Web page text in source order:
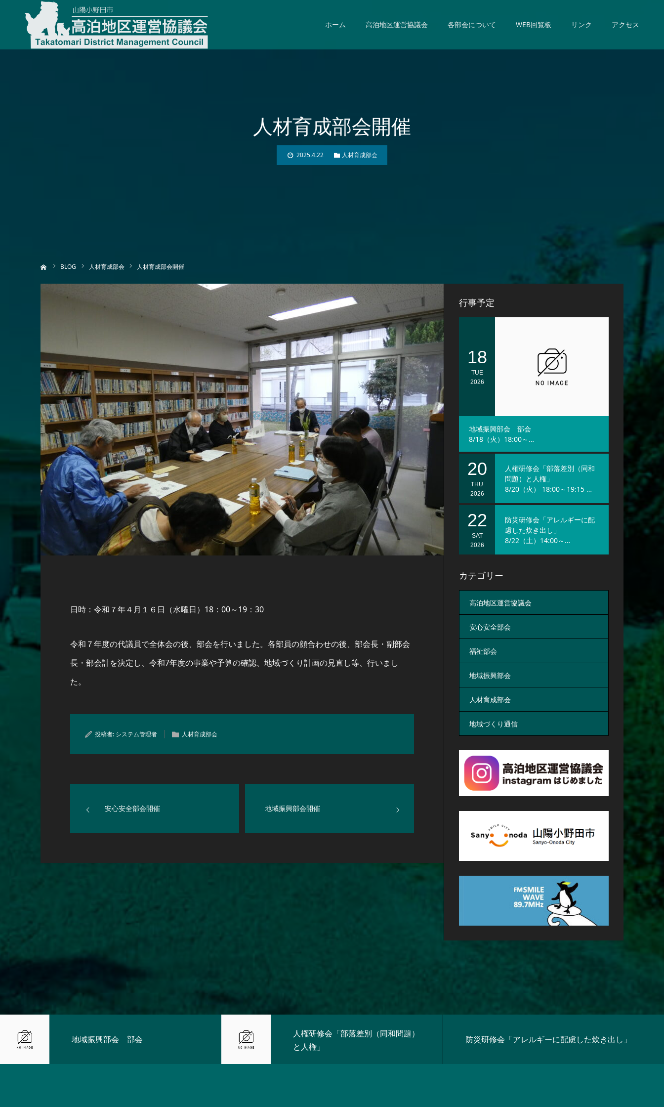
ホーム 高泊地区運営協議会 各部会について WEB回覧板 リンク アクセス
人材育成部会開催
2025.4.22 人材育成部会
BLOG 人材育成部会 人材育成部会開催
日時：令和７年４月１６日（水曜日）18：00～19：30
令和７年度の代議員で全体会の後、部会を行いました。各部員の顔合わせの後、部会長・副部会
長・部会計を決定し、令和7年度の事業や予算の確認、地域づくり計画の見直し等、行いまし
た。
投稿者: システム管理者 人材育成部会
安心安全部会開催 地域振興部会開催
行事予定
18
TUE
2026
地域振興部会 部会
8/18（火）18:00～…
20
THU
2026
人権研修会「部落差別（同和
問題）と人権」
8/20（火） 18:00～19:15 …
22
SAT
2026
防災研修会「アレルギーに配
慮した炊き出し」
8/22（土）14:00～…
カテゴリー
高泊地区運営協議会
安心安全部会
福祉部会
地域振興部会
人材育成部会
地域づくり通信
地域振興部会 部会
人権研修会「部落差別（同和問題）
と人権」
防災研修会「アレルギーに配慮した炊き出し」